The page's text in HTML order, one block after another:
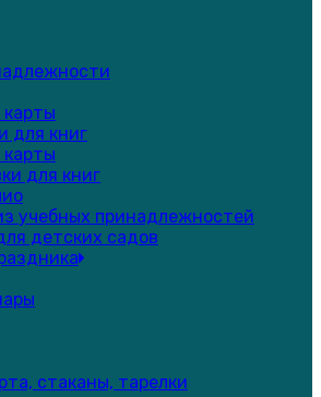
карты
для книг
карты
для книг
учебных принадлежностей
детских садов
стаканы, тарелки